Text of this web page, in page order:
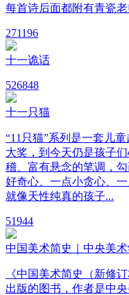
每首诗后面都附有青瓷
271196
十一诡话
526848
十一只猫
“11只猫”系列是一套儿
大奖，到今天仍是孩子
稽、富有悬念的笔调，
好奇心、一点小贪心、
就像天性纯真的孩子...
51944
中国美术简史｜中央美
《中国美术简史（新修
出版的图书，作者是中